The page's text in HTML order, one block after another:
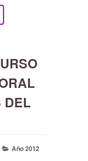
DEL
Año 2012